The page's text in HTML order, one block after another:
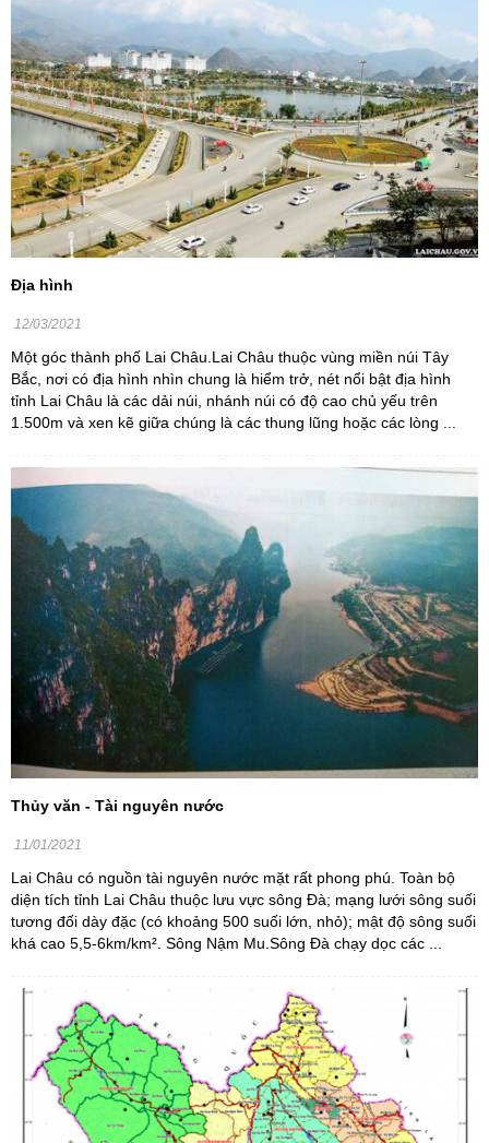
Địa hình
12/03/2021
Một góc thành phố Lai Châu.Lai Châu thuộc vùng miền núi Tây
Bắc, nơi có địa hình nhìn chung là hiểm trở, nét nổi bật địa hình
tỉnh Lai Châu là các dải núi, nhánh núi có độ cao chủ yếu trên
1.500m và xen kẽ giữa chúng là các thung lũng hoặc các lòng ...
Thủy văn - Tài nguyên nước
11/01/2021
Lai Châu có nguồn tài nguyên nước mặt rất phong phú. Toàn bộ
diện tích tỉnh Lai Châu thuộc lưu vực sông Đà; mạng lưới sông suối
tương đối dày đặc (có khoảng 500 suối lớn, nhỏ); mật độ sông suối
khá cao 5,5-6km/km². Sông Nậm Mu.Sông Đà chạy dọc các ...